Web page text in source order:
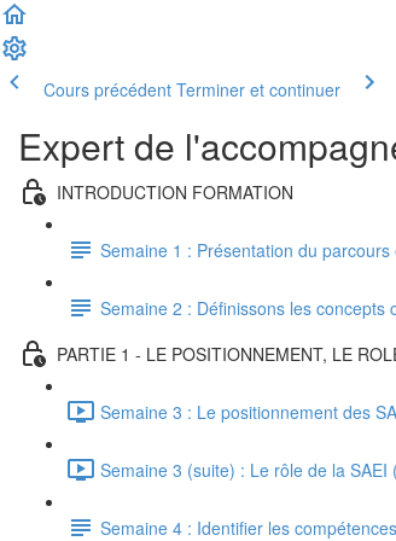
Cours précédent Terminer et continuer
Expert de
INTRODUCTION FORMATION
Semaine 1 : Présentation du
Semaine 2 : Définissons les concepts
PARTIE 1 - LE POSITIONNEMENT, LE
Semaine 3 : Le positionnement des
Semaine 3 (suite) : Le rôle de la SAEI
Semaine 4 : Identifier les